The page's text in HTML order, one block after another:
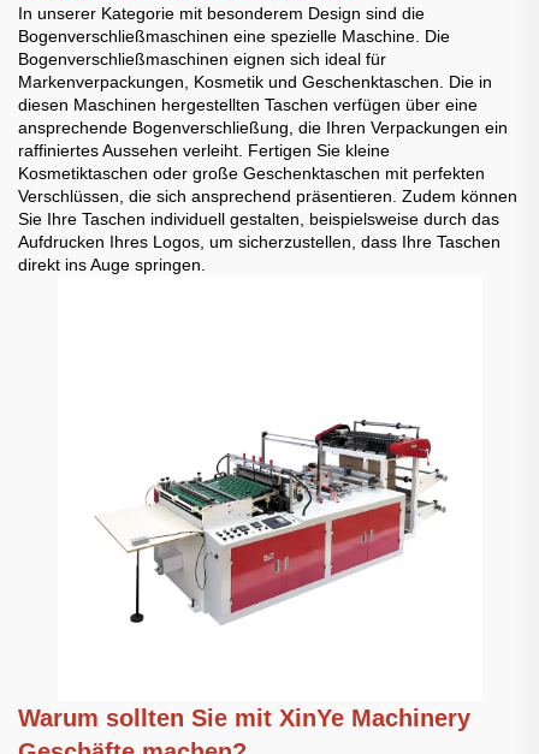
In unserer Kategorie mit besonderem Design sind die
Bogenverschließmaschinen eine spezielle Maschine. Die
Bogenverschließmaschinen eignen sich ideal für
Markenverpackungen, Kosmetik und Geschenktaschen. Die in
diesen Maschinen hergestellten Taschen verfügen über eine
ansprechende Bogenverschließung, die Ihren Verpackungen ein
raffiniertes Aussehen verleiht. Fertigen Sie kleine
Kosmetiktaschen oder große Geschenktaschen mit perfekten
Verschlüssen, die sich ansprechend präsentieren. Zudem können
Sie Ihre Taschen individuell gestalten, beispielsweise durch das
Aufdrucken Ihres Logos, um sicherzustellen, dass Ihre Taschen
direkt ins Auge springen.
Warum sollten Sie mit XinYe Machinery